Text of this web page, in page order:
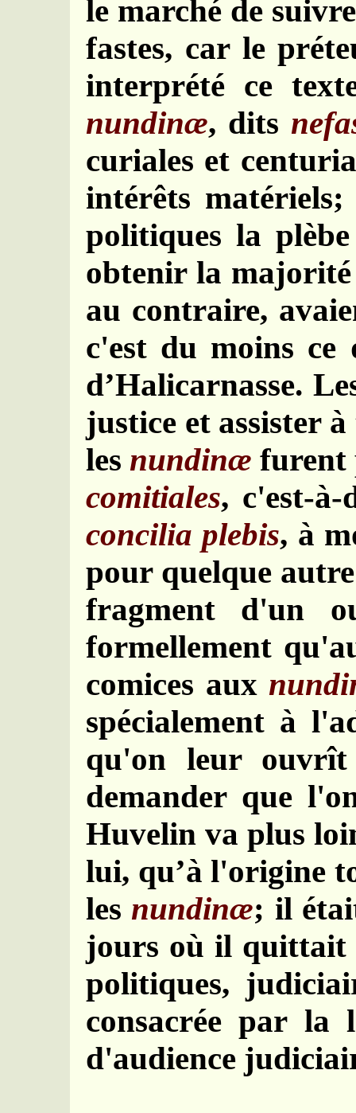
le marché de
fastes, car le
interprété ce
nundinæ, dits
curiales et
intérêts
politiques la
obtenir la
au contraire,
c'est du moins
d’Halicarnasse.
justice et assister
les nundinæ furent
comitiales, c'est-à-
concilia plebis, à
pour quelque
fragment d'un
formellement
comices aux
spécialement à
qu'on leur
demander que
Huvelin va plus
lui, qu’à l'origine
les nundinæ; il
jours où il quittait
politiques,
consacrée par la
d'audience